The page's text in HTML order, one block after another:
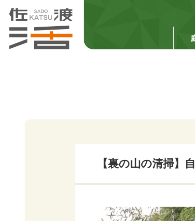
【裏の山の清掃】